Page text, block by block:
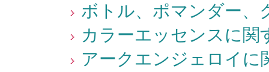
ボトル、ポマンダー、
カラーエッセンスに関
アークエンジェロイに